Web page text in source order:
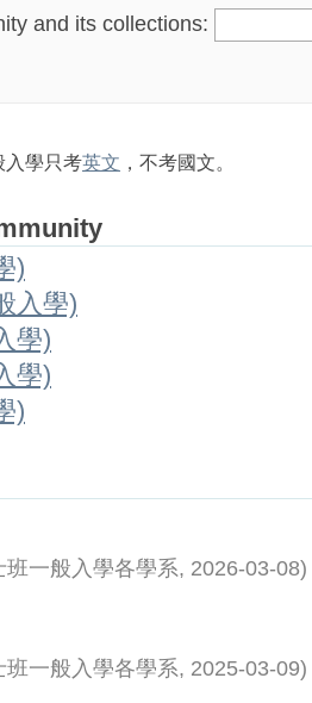
and its collections:
入學只考英文 ，不考國文。
)
入學)
學)
學)
)
班一般入學各學系, 2026-03-08)
班一般入學各學系, 2025-03-09)